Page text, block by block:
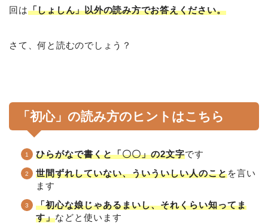
回は「しょしん」以外の読み方でお答えください。
さて、何と読むのでしょう？
「初心」の読み方のヒントはこちら
ひらがなで書くと「〇〇」の2文字です
世間ずれしていない、ういういしい人のことを言い
ます
「初心な娘じゃあるまいし、それくらい知ってま
す」などと使います